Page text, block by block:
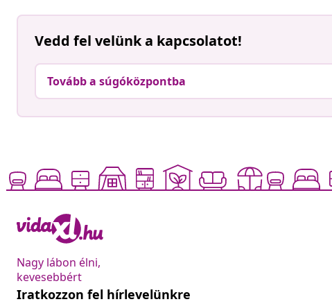
Vedd fel velünk a kapcsolatot!
Tovább a súgóközpontba
Nagy lábon élni,
kevesebbért
Iratkozzon fel hírlevelünkre